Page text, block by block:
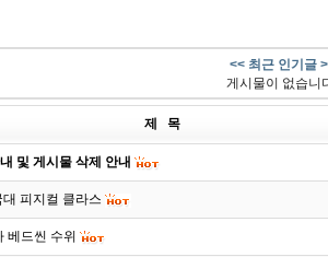
<< 최근 인기글
게시물이 없습니
제 목
및 게시물 삭제 안내
피지컬 클라스
베드씬 수위